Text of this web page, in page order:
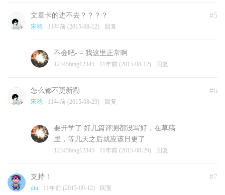
#5
文章卡的进不去？？？？
宋稳 11年前 (2015-08-12) 回复
不会吧- = 我这里正常啊
12345fang12345 11年前 (2015-08-12) 回复
#6
怎么都不更新嘞
宋稳 11年前 (2015-08-29) 回复
要开学了 好几篇评测都没写好，在草稿
里，等几天之后就应该日更了
12345fang12345 11年前 (2015-08-29) 回复
#7
支持！
diu 11年前 (2015-09-12) 回复